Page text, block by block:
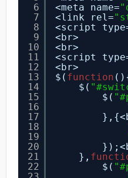
6
7
8
9
10
11
12
13
14
15
16
17
18
19
20
21
22
<meta name=
<link rel=
<script
<br>
<br>
<script
<br>
$( function
$(
$(
},
$(